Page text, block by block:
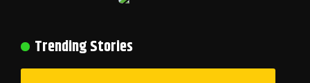
Trending Stories